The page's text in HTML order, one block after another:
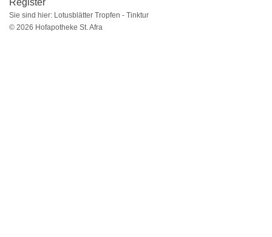
Sie sind hier: Lotusblätter Tropfen - Tinktur
© 2026 Hofapotheke St. Afra